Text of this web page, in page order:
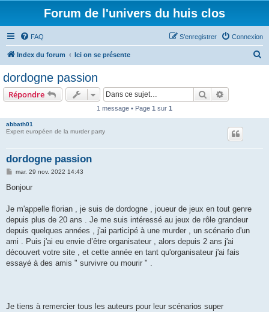
Forum de l'univers du huis clos
FAQ Connexion
S’enregistrer
Index du forum Ici on se présente
dordogne passion
Répondre Rechercher
1 message • Page 1 sur 1
abbath01
Expert européen de la murder party
dordogne passion
M
s
g
mar. 29 nov. 2022 14:43
Bonjour
Je m'appelle florian , je suis de dordogne , joueur de jeux en tout genre
depuis plus de 20 ans . Je me suis intéressé au jeux de rôle grandeur
depuis quelques années , j'ai participé à une murder , un scénario d'un
ami . Puis j'ai eu envie d’être organisateur , alors depuis 2 ans j'ai
découvert votre site , et cette année en tant qu'organisateur j'ai fais
essayé à des amis " survivre ou mourir " .
Je tiens à remercier tous les auteurs pour leur scénarios super